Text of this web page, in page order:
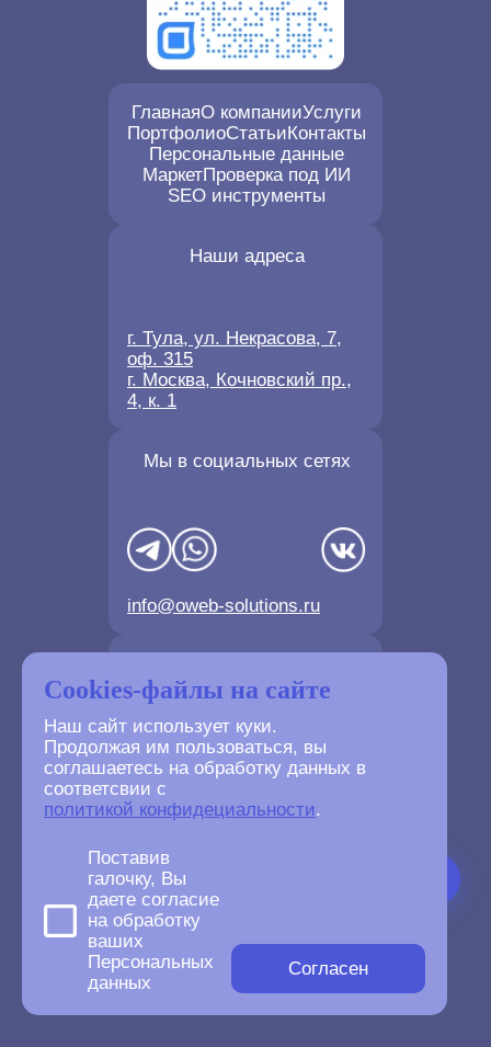
Cookies-файлы на сайте
Наш сайт использует куки.
Продолжая им пользоваться, вы
соглашаетесь на обработку данных в
соответсвии с
политикой конфидециальности.
Поставив
галочку, Вы
даете согласие
на обработку
ваших
Персональных
данных
Согласен
2007-2026
oWeb Solutions.ru.
All right reserved.
ГлавнаяО компанииУслуги
ПортфолиоСтатьиКонтакты
Персональные данные
МаркетПроверка под ИИ
SEO инструменты
Мы в социальных сетях
info@oweb-solutions.ru
Наши адреса
г. Тула, ул. Некрасова, 7,
оф. 315
г. Москва, Кочновский пр.,
4, к. 1
+7(4872) 702-730
+7(499) 677-61-84